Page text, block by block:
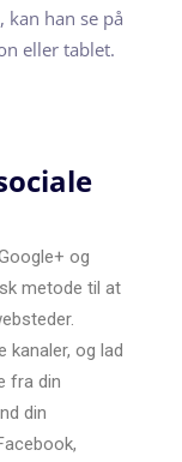
kan han se på
eller tablet.
og
metode til at
kanaler, og lad
fra din
din